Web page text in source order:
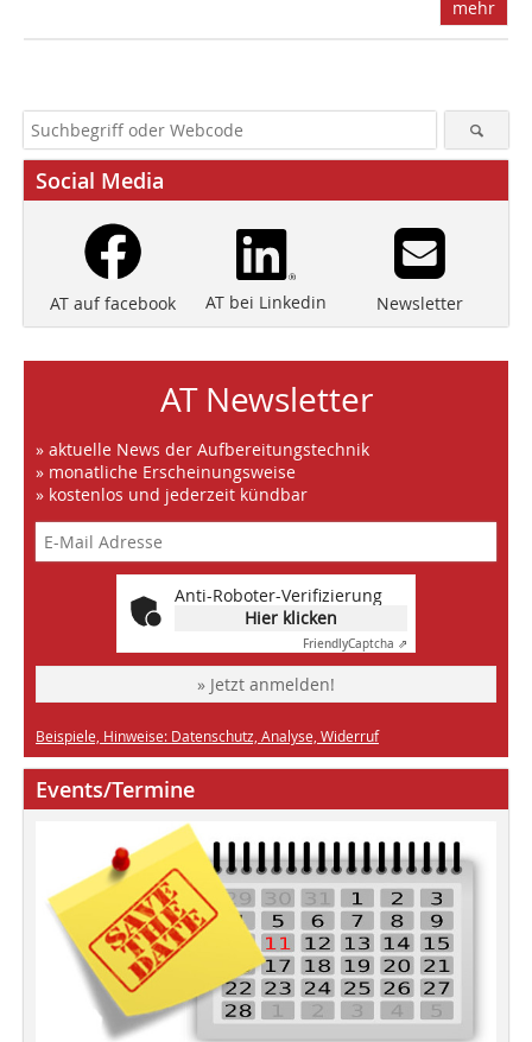
mehr
Social Media
AT auf facebook AT bei Linkedin Newsletter
AT Newsletter
» aktuelle News der Aufbereitungstechnik
» monatliche Erscheinungsweise
» kostenlos und jederzeit kündbar
Anti-Roboter-Verifizierung
Hier klicken
FriendlyCaptcha ⇗
» Jetzt anmelden!
Beispiele, Hinweise: Datenschutz, Analyse, Widerruf
Events/Termine